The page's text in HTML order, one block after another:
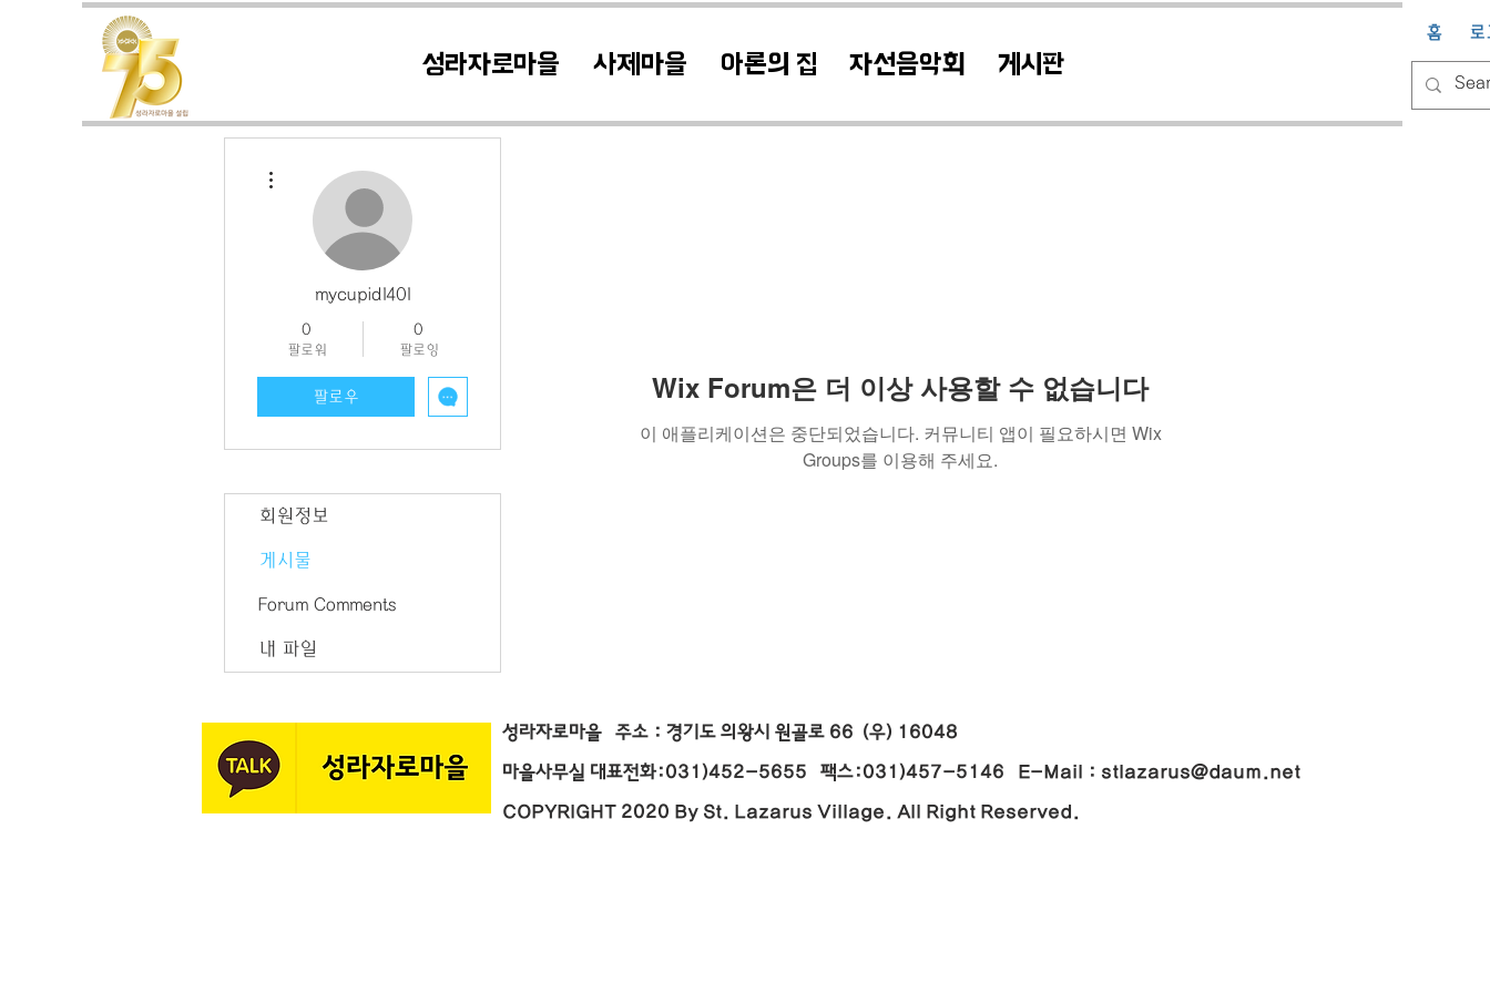
성라자로마을 사제마을 아론의 집 자선음악회 게시판
홈 로
mycupid1401
0
팔로워
0
팔로잉
팔로우
회원정보
게시물
Forum Comments
내 파일
Wix Forum은 더 이상 사용할 수 없습니다
이 애플리케이션은 중단되었습니다. 커뮤니티 앱이 필요하시면 Wix
Groups를 이용해 주세요.
성라자로마을 주소 : 경기도 의왕시 원골로 66 (우) 16048
마을사무실 대표전화:031)452-5655 팩스:031)457-5146 E-Mail : stlazarus@daum.net
COPYRIGHT 2020 By St. Lazarus Village. All Right Reserved.